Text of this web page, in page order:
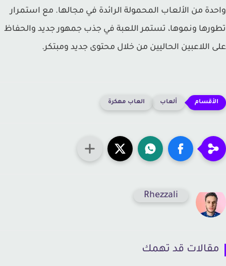
من الألعاب المحمولة الرائدة في مجالها. مع استمرار
ونموها، تستمر اللعبة في جذب جمهور جديد والحفاظ
اللاعبين الحاليين من خلال محتوى جديد ومبتكر.
ألعاب العاب مهكرة
Rhezzali
قد تهمك